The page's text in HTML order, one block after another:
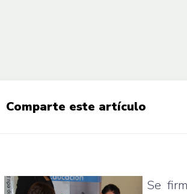
Comparte este artículo
Se